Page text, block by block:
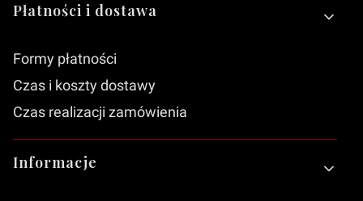
Płatności i dostawa
Formy płatności
Czas i koszty dostawy
Czas realizacji zamówienia
Informacje